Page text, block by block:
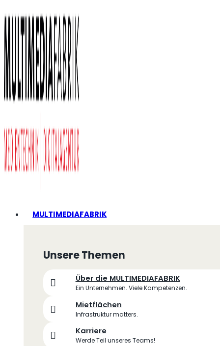
MULTIMEDIAFABRIK
Unsere Themen
Über die MULTIMEDIAFABRIK
Ein Unternehmen. Viele Kompetenzen.
Mietflächen
Infrastruktur matters.
Karriere
Werde Teil unseres Teams!